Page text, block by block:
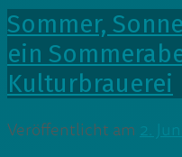
Sommer,
ein
Kulturbrauerei
Veröffentlicht am 2.